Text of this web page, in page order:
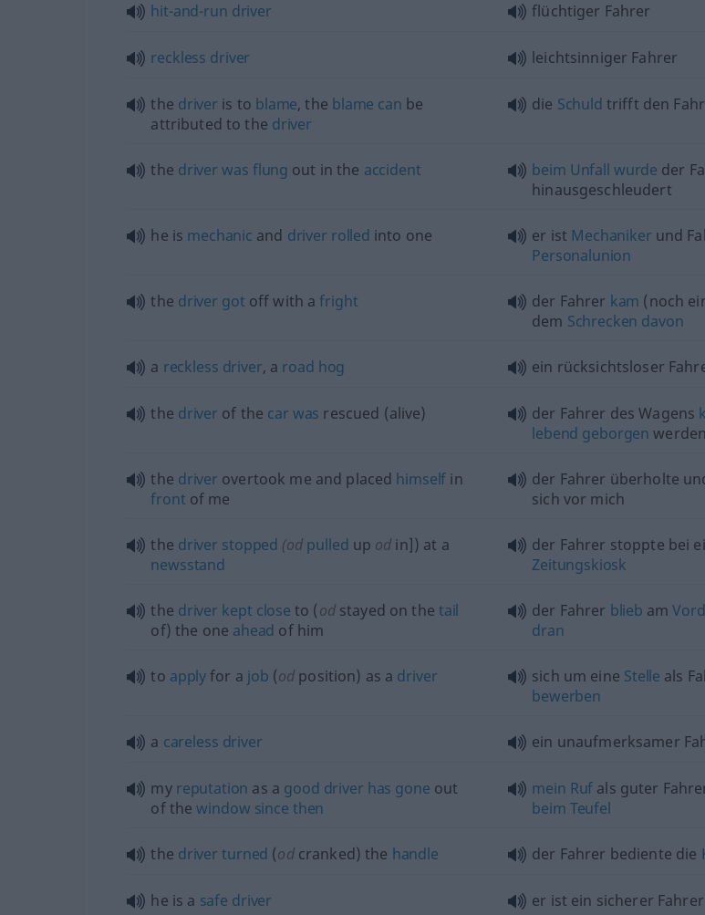
hit-and-run driver flüchtiger Fahrer
reckless driver leichtsinniger Fahrer
the driver is to blame, the blame can be
attributed to the driver
die Schuld trifft den
the driver was flung out in the accident beim Unfall wurde der
hinausgeschleudert
he is mechanic and driver rolled into one er ist Mechaniker und
Personalunion
the driver got off with afright der Fahrer kam (noch
dem Schrecken davon
a reckless driver, a road hog ein rücksichtsloser
the driver of the car was rescued (alive) der Fahrer des Wagens
lebend geborgen werden
the driver overtook me and placed himself in
front of me
der Fahrer überholte
sich vor mich
the driver stopped (od pulled up od in]) at a
newsstand
der Fahrer stoppte bei
Zeitungskiosk
the driver kept close to (odstayed on the tail
of) the one ahead of him
der Fahrer blieb am
dran
to applyfor a job (od position) as a driver sich um eine Stelle als
bewerben
a careless driver ein unaufmerksamer
my reputation as a good driver has gone out
of thewindow since then
mein Ruf als guter
beim Teufel
the driver turned (odcranked) the handle der Fahrer bediente die
he is a safe driver er ist ein sicherer Fahrer